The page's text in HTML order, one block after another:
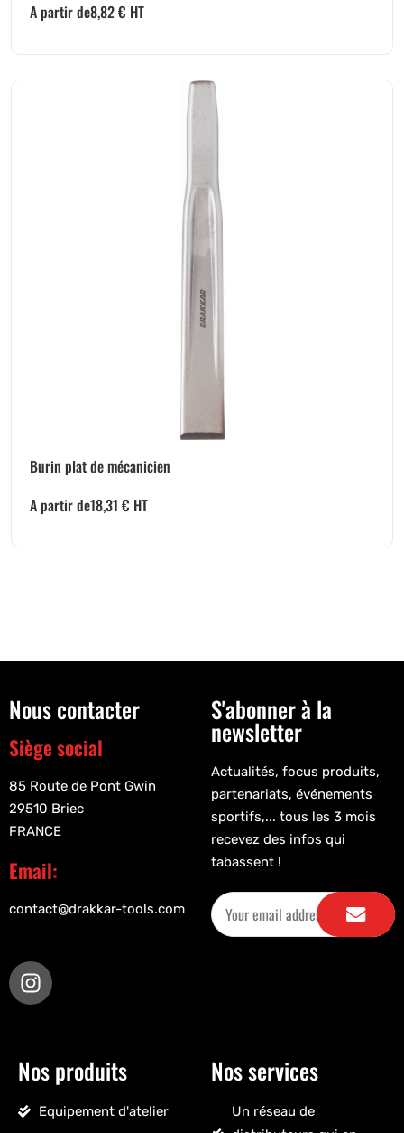
A partir de8,82€ HT
Burin plat de mécanicien
A partir de18,31 € HT
Nous contacter
Siège social
85 Route de Pont Gwin
29510 Briec
FRANCE
Email:
contact@drakkar-tools.com
S'abonner à la
newsletter
Actualités, focus produits,
partenariats, événements
sportifs,... tous les 3 mois
recevez des infos qui
tabassent !
Nos produits
Equipement d'atelier
Nos services
Un réseau de